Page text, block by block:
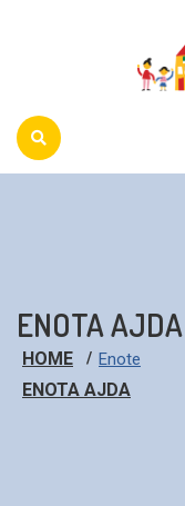
ENOTA AJDA
HOME Enote
ENOTA AJDA